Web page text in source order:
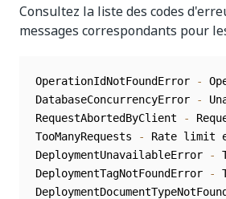
Consultez la liste des codes
messages correspondants pour
OperationIdNotFoundError -
DatabaseConcurrencyError
-
RequestAbortedByClient
-
TooManyRequests
- Rate limit
DeploymentUnavailableError
-
DeploymentTagNotFoundError
-